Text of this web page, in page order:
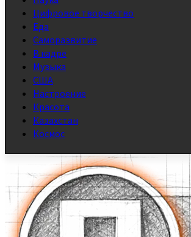
Цифровое творчество
Еда
Саморазвитие
В кадре
Музыка
США
Настроение
Красота
Казахстан
Космос